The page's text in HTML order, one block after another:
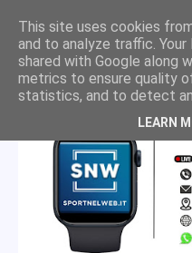
This site uses cookies
and to analyze traffic.
shared with Google along
metrics to ensure quality
statistics, and to detect
LEARN